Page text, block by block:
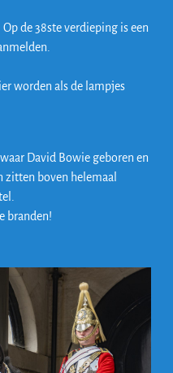
de 38ste verdieping is een
worden als de lampjes
David Bowie geboren en
zitten boven helemaal
branden!